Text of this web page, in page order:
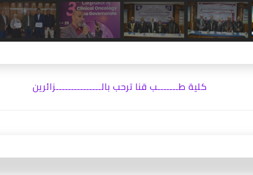
كلية طـــــــب قنا ترحب بالـــــــــــــــزائرين